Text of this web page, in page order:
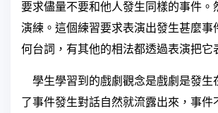
要求儘量不要和他人發生同樣的事件。
演練。這個練習要求表演出發生甚麼事
何台詞，有其他的相法都透過表演把它
學生學習到的戲劇觀念是戲劇是發生
了事件發生對話自然就流露出來，事件